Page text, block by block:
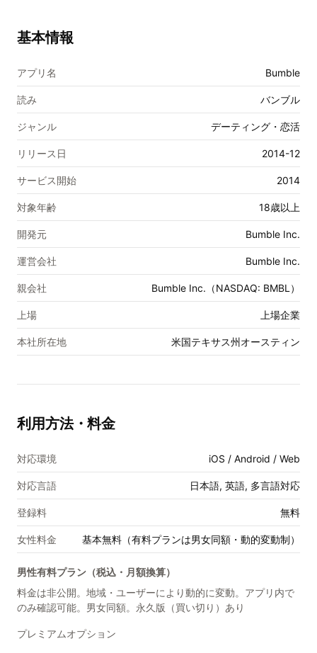
基本情報
アプリ名 Bumble
読み バンブル
ジャンル デーティング・恋活
リリース日 2014-12
サービス開始 2014
対象年齢 18歳以上
開発元 Bumble Inc.
運営会社 Bumble Inc.
親会社 Bumble Inc.（NASDAQ: BMBL）
上場 上場企業
本社所在地 米国テキサス州オースティン
利用方法・料金
対応環境 iOS / Android / Web
対応言語 日本語, 英語, 多言語対応
登録料 無料
女性料金 基本無料（有料プランは男女同額・動的変動制）
男性有料プラン（税込・月額換算）
料金は非公開。地域・ユーザーにより動的に変動。アプリ内で
のみ確認可能。男女同額。永久版（買い切り）あり
プレミアムオプション